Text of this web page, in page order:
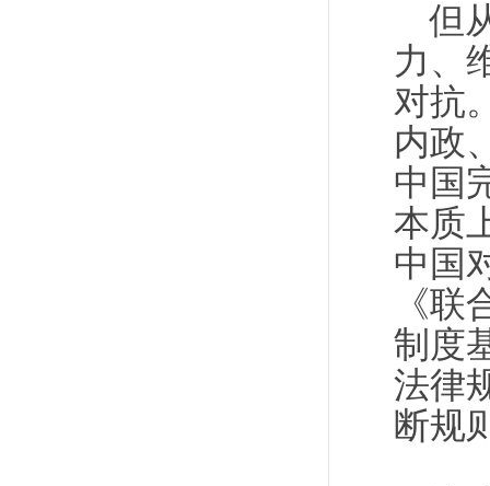
但
力、
对抗
内政
中国
本质
中国
《
制度
法律
断规